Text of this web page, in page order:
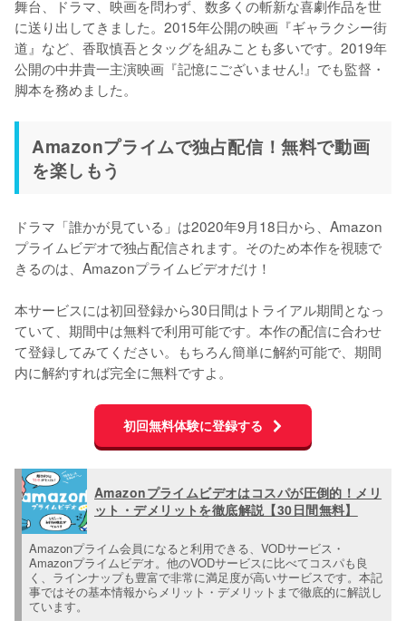
舞台、ドラマ、映画を問わず、数多くの斬新な喜劇作品を世
に送り出してきました。2015年公開の映画『ギャラクシー街
道』など、香取慎吾とタッグを組みことも多いです。2019年
公開の中井貴一主演映画『記憶にございません!』でも監督・
脚本を務めました。
Amazonプライムで独占配信！無料で動画
を楽しもう
ドラマ「誰かが見ている」は2020年9月18日から、Amazon
プライムビデオで独占配信されます。そのため本作を視聴で
きるのは、Amazonプライムビデオだけ！
本サービスには初回登録から30日間はトライアル期間となっ
ていて、期間中は無料で利用可能です。本作の配信に合わせ
て登録してみてください。もちろん簡単に解約可能で、期間
内に解約すれば完全に無料ですよ。
初回無料体験に登録する
Amazonプライムビデオはコスパが圧倒的！メリ
ット・デメリットを徹底解説【30日間無料】
Amazonプライム会員になると利用できる、VODサービス・
Amazonプライムビデオ。他のVODサービスに比べてコスパも良
く、ラインナップも豊富で非常に満足度が高いサービスです。本記
事ではその基本情報からメリット・デメリットまで徹底的に解説し
ています。